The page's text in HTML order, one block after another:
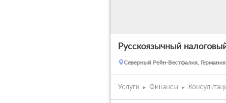
Русскоязычный
Северный Рейн-Вестфалия, Германия
Услуги Финансы